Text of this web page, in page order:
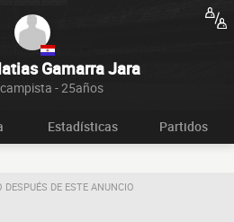
Gamarra Jara
- 25años
Estadísticas Partidos
DE ESTE ANUNCIO